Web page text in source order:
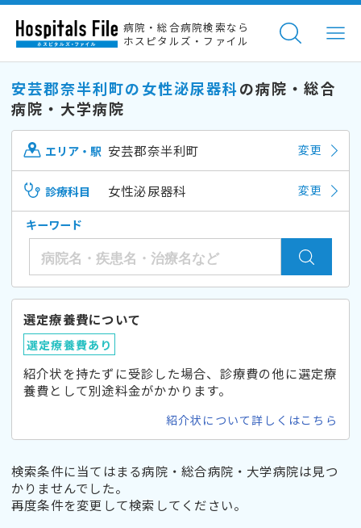
病院・総合病院検索なら
ホスピタルズ・ファイル
安芸郡奈半利町の女性泌尿器科の病院・総合
病院・大学病院
エリア・駅 安芸郡奈半利町 変更
診療科目 女性泌尿器科 変更
キーワード
選定療養費について
選定療養費あり
紹介状を持たずに受診した場合、診療費の他に選定療
養費として別途料金がかかります。
紹介状について詳しくはこちら
検索条件に当てはまる病院・総合病院・大学病院は見つ
かりませんでした。
再度条件を変更して検索してください。